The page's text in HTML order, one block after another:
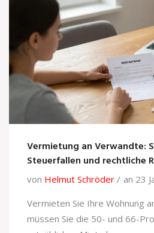
Vermietung an Verwandte:
Steuerfallen und rechtliche
von Helmut Schröder
an 23
Vermieten Sie Ihre Wohnung
müssen Sie die 50- und 66-